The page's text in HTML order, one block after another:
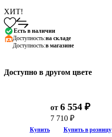
ХИТ!
Есть в наличии
Доступность:на складе
Доступность:в магазине
Доступно в другом цвете
от 6 554 ₽
7 710 ₽
Купить
Купить в розницу